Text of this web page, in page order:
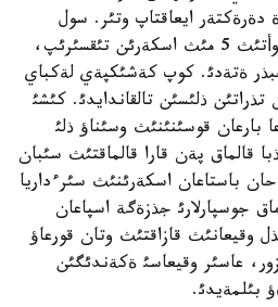
دةرةكتةر ايعاقتاپ وتئر. سول
جورئقتا قازاقتار دورجئ نازاروأتئث 5 مئث اسكةرئن تئقسئرئپ،
ةتةدئ. كوپ كةشئكپةي لةكباي
تذراتئن ذلئسئن تالقاندايدئ. كئشئ
بارعان قوسئنئنئث وسئناؤ ذلئ
قالماق پةن قارا قالماقتئث سئبان
باستاعان اسكةرئنئث سئرءداريا
جوسپارلارئ جذزةگة اسپاعان
وقيعانئث قازاقتئث وتان قورعاؤ
زور، عاسئر وقيعاسئ ةكةندئگئن
بئلمةيدئ.